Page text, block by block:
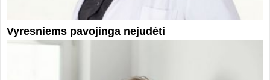
Vyresniems pavojinga nejudėti